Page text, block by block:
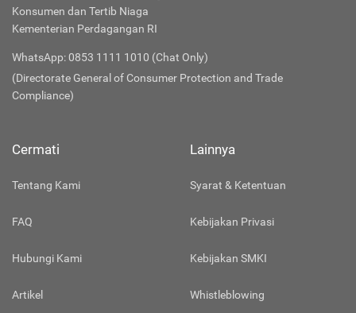
Konsumen dan Tertib Niaga
Kementerian Perdagangan RI
WhatsApp: 0853 1111 1010 (Chat Only)
(Directorate General of Consumer Protection and Trade
Compliance)
Cermati
Tentang Kami
FAQ
Hubungi Kami
Artikel
Lainnya
Syarat & Ketentuan
Kebijakan Privasi
Kebijakan SMKI
Whistleblowing